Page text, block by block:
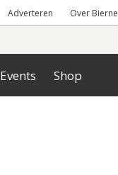
Adverteren Over
Events Shop